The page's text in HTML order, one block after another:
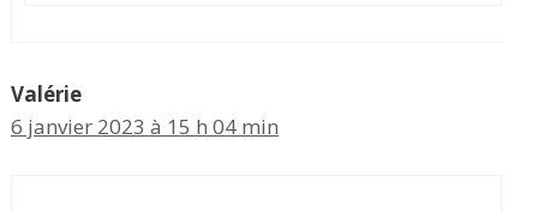
Valérie
6 janvier 2023 à 15 h 04 min